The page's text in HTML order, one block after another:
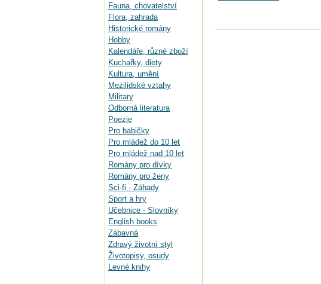
Fauna, chovatelství
Flora, zahrada
Historické romány
Hobby
Kalendáře, různé zboží
Kuchařky, diety
Kultura, umění
Mezilidské vztahy
Military
Odborná literatura
Poezie
Pro babičky
Pro mládež do 10 let
Pro mládež nad 10 let
Romány pro dívky
Romány pro ženy
Sci-fi - Záhady
Sport a hry
Učebnice - Slovníky
English books
Zábavná
Zdravý životní styl
Životopisy, osudy
Levné knihy